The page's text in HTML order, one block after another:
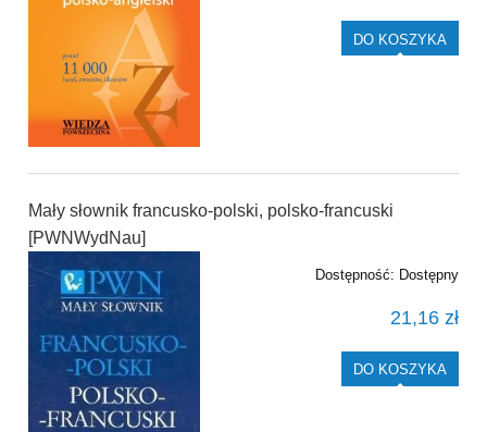
DO KOSZYKA
Mały słownik francusko-polski, polsko-francuski
[PWNWydNau]
Dostępność: Dostępny
21,16 zł
DO KOSZYKA